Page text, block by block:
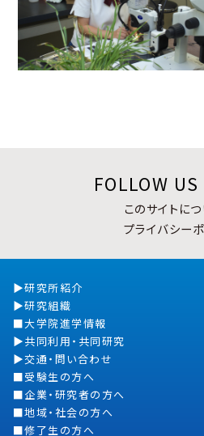
FOLLOW US
このサイトに
プライバシー
研究所紹介
研究組織
大学院進学情報
共同利用・共同研究
交通・問い合わせ
受験生の方へ
企業・研究者の方へ
地域・社会の方へ
修了生の方へ